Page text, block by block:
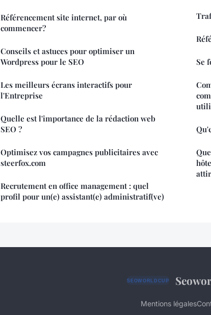
Référencement site internet, par où
commencer?
Conseils et astuces pour optimiser un
Wordpress pour le SEO
Les meilleurs écrans interactifs pour
l'Entreprise
Quelle est l'importance de la rédaction web
SEO ?
Optimisez vos campagnes publicitaires avec
steerfox.com
Recrutement en office management : quel
profil pour un(e) assistant(e) administratif(ve)
Se
Mentions légales